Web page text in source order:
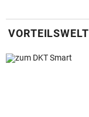
VORTEILSWELT